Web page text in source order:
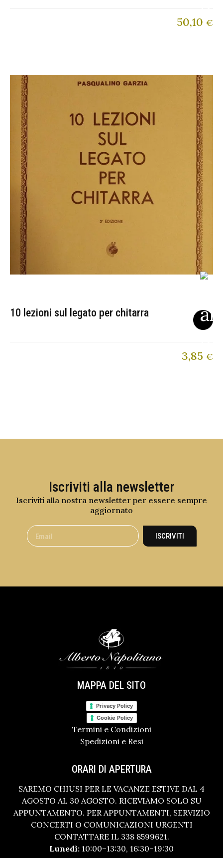
50,10 €
10 lezioni sul legato per chitarra
3,85 €
Iscriviti alla newsletter
Iscriviti alla nostra newsletter per essere sempre
aggiornato
ISCRIVITI
MAPPA DEL SITO
Privacy Policy
Cookie Policy
Termini e Condizioni
Spedizioni e Resi
ORARI DI APERTURA
SAREMO CHIUSI PER LE VACANZE ESTIVE DAL 4
AGOSTO AL 30 AGOSTO. RICEVIAMO SOLO SU
APPUNTAMENTO. PER APPUNTAMENTI, SERVIZIO
CONCERTI O COMUNICAZIONI URGENTI
CONTATTARE IL 338 8599621.
Lunedì: 10:00–13:30, 16:30–19:30